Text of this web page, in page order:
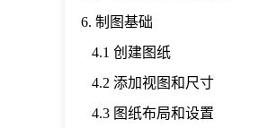
6. 制图基础
4.1 创建图纸
4.2 添加视图和尺寸
4.3 图纸布局和设置